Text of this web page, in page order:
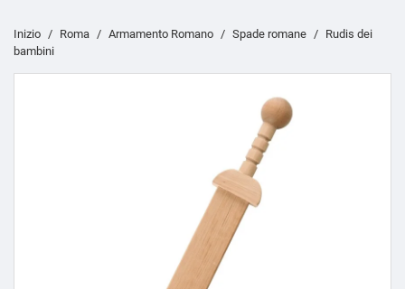
Inizio Roma Armamento Romano Spade romane
Rudis dei
bambini